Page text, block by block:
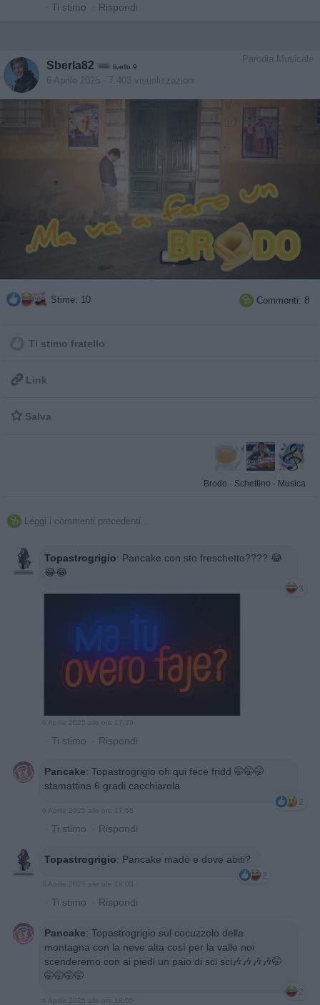
· Ti stimo · Rispondi
Parodia Musicale
Sberla82 livello 9
6 Aprile 2025 - 7.403 visualizzazioni
Stime: 10  Commenti: 8
Ti stimo fratello
 Link
 Salva
Brodo · Schettino · Musica
 Leggi i commenti precedenti...
Topastrogrigio: Pancake con sto freschetto???? 😂
😂😂
3
6 Aprile 2025 alle ore 17:29
· Ti stimo · Rispondi
Pancake: Topastrogrigio oh qui fece fridd 🤭🤭🤭
stamattina 6 gradi cacchiarola
2
6 Aprile 2025 alle ore 17:58
· Ti stimo · Rispondi
Topastrogrigio: Pancake madò e dove abiti?
2
6 Aprile 2025 alle ore 18:03
· Ti stimo · Rispondi
Pancake: Topastrogrigio sul cocuzzolo della
montagna con la neve alta così per la valle noi
scenderemo con ai piedi un paio di sci sci🎶🎶🎶🎶🤭
🤭🤭🤭🤭
2
6 Aprile 2025 alle ore 18:05